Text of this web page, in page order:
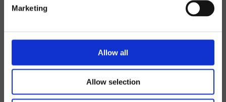
Marketing
Allow all
Allow selection